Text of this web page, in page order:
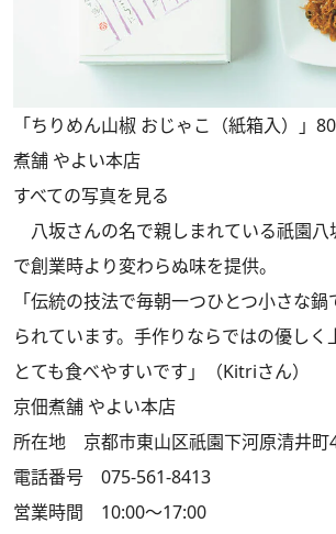
「ちりめん山椒 おじゃこ（紙箱入）」
煮舗 やよい本店
すべての写真を見る
八坂さんの名で親しまれている祇園八
で創業時より変わらぬ味を提供。
「伝統の技法で毎朝一つひとつ小さな
られています。手作りならではの優しく
とても食べやすいです」（Kitriさん）
京佃煮舗 やよい本店
所在地 京都市東山区祇園下河原清井町
電話番号 075-561-8413
営業時間 10:00～17:00